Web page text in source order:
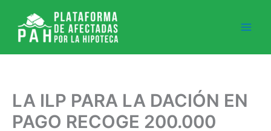
contenido
LA ILP PARA LA DACIÓN EN
PAGO RECOGE 200.000